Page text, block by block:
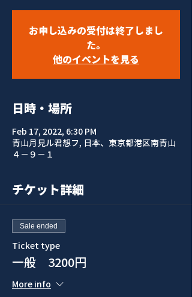
お申し込みの受付は終了しまし
た。
他のイベントを見る
日時・場所
Feb 17, 2022, 6:30 PM
青山月見ル君想フ, 日本、東京都港区南青山
４−９−１
チケット詳細
Sale ended
Ticket type
一般 3200円
More info